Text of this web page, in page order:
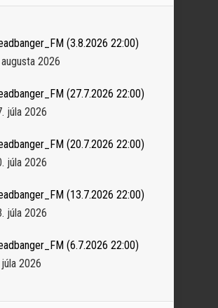
(3.8.2026 22:00)
2026
(27.7.2026 22:00)
júla 2026
(20.7.2026 22:00)
júla 2026
(13.7.2026 22:00)
júla 2026
(6.7.2026 22:00)
2026